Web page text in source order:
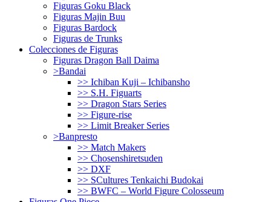
Figuras Goku Black
Figuras Majin Buu
Figuras Bardock
Figuras de Trunks
Colecciones de Figuras
Figuras Dragon Ball Daima
>Bandai
>> Ichiban Kuji – Ichibansho
>> S.H. Figuarts
>> Dragon Stars Series
>> Figure-rise
>> Limit Breaker Series
>Banpresto
>> Match Makers
>> Chosenshiretsuden
>> DXF
>> SCultures Tenkaichi Budokai
>> BWFC – World Figure Colosseum